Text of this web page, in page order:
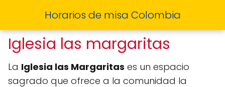
Horarios de misa Colombia
Iglesia las margaritas
La Iglesia las Margaritas es un espacio
sagrado que ofrece a la comunidad la